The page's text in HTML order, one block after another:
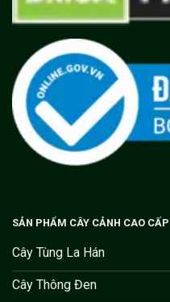
SẢN PHẨM CÂY CẢNH CAO CẤP
Cây Tùng La Hán
Cây Thông Đen